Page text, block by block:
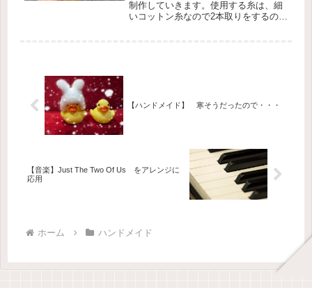
制作していきます。使用する糸は、細
いコットン糸なので2本取りをするので
【ハンドメイド】 寒そうだったので・・・
【音楽】Just The Two Of Us をアレンジに
応用
ホーム ハンドメイド